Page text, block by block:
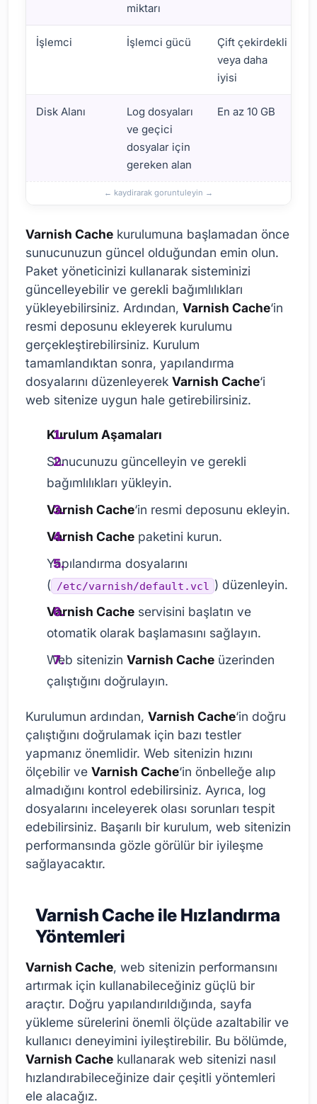
miktarı
İşlemci İşlemci gücü
Çift çekirdekli
veya daha
iyisi
Disk Alanı
Log dosyaları
ve geçici
dosyalar için
gereken alan
En az 10 GB
Varnish Cache kurulumuna başlamadan önce
sunucunuzun güncel olduğundan emin olun.
Paket yöneticinizi kullanarak sisteminizi
güncelleyebilir ve gerekli bağımlılıkları
yükleyebilirsiniz. Ardından, Varnish Cache‘in
resmi deposunu ekleyerek kurulumu
gerçekleştirebilirsiniz. Kurulum
tamamlandıktan sonra, yapılandırma
dosyalarını düzenleyerek Varnish Cache‘i
web sitenize uygun hale getirebilirsiniz.
Kurulum Aşamaları
Sunucunuzu güncelleyin ve gerekli
bağımlılıkları yükleyin.
Varnish Cache‘in resmi deposunu ekleyin.
Varnish Cache paketini kurun.
Yapılandırma dosyalarını
( /etc/varnish/default.vcl
) düzenleyin.
Varnish Cache servisini başlatın ve
otomatik olarak başlamasını sağlayın.
Web sitenizinVarnish Cache üzerinden
çalıştığını doğrulayın.
Kurulumun ardından, Varnish Cache‘in doğru
çalıştığını doğrulamak için bazı testler
yapmanız önemlidir. Web sitenizin hızını
ölçebilir ve Varnish Cache‘in önbelleğe alıp
almadığını kontrol edebilirsiniz. Ayrıca, log
dosyalarını inceleyerek olası sorunları tespit
edebilirsiniz. Başarılı bir kurulum, web sitenizin
performansında gözle görülür bir iyileşme
sağlayacaktır.
Varnish Cache ile Hızlandırma
Yöntemleri
Varnish Cache, web sitenizin performansını
artırmak için kullanabileceğiniz güçlü bir
araçtır. Doğru yapılandırıldığında, sayfa
yükleme sürelerini önemli ölçüde azaltabilir ve
kullanıcı deneyimini iyileştirebilir. Bu bölümde,
Varnish Cache kullanarak web sitenizi nasıl
hızlandırabileceğinize dair çeşitli yöntemleri
ele alacağız.